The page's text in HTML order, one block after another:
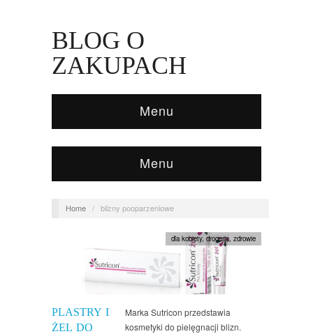
BLOG O
ZAKUPACH
Menu
Menu
Home / blizny pooparzeniowe
PLASTRY I
ŻEL DO
dla kobiety,drogeria ,zdrowie
Marka Sutricon przedstawia
kosmetyki do pielęgnacji blizn.